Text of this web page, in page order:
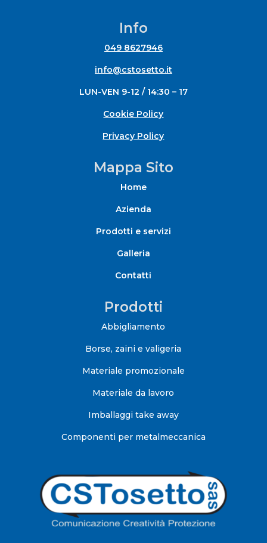
Info
049 8627946
info@cstosetto.it
LUN-VEN 9-12 / 14:30 – 17
Cookie Policy
Privacy Policy
Mappa Sito
Home
Azienda
Prodotti e servizi
Galleria
Contatti
Prodotti
Abbigliamento
Borse, zaini e valigeria
Materiale promozionale
Materiale da lavoro
Imballaggi take away
Componenti per metalmeccanica